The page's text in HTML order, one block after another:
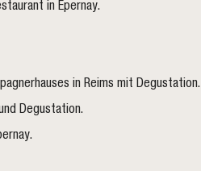
in Epernay.
in Reims mit Degustation.
Degustation.